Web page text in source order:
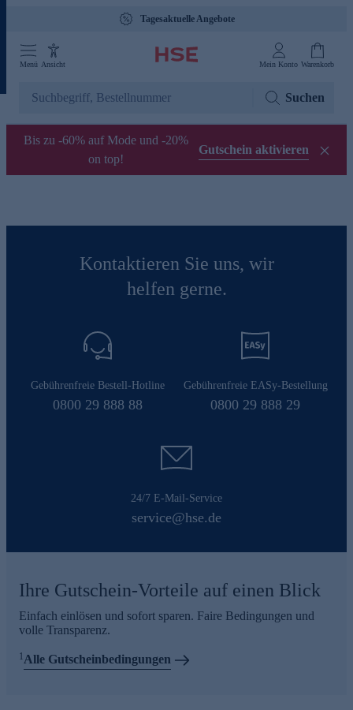
Tagesaktuelle Angebote
Menü Ansicht Mein Konto Warenkorb
Suchen
Bis zu -60% auf Mode und -20%
on top!
Gutschein aktivieren
Kontaktieren Sie uns, wir
helfen gerne.
Gebührenfreie Bestell-Hotline
0800 29 888 88
Gebührenfreie EASy-Bestellung
0800 29 888 29
24/7 E-Mail-Service
service@hse.de
Ihre Gutschein-Vorteile auf einen Blick
Einfach einlösen und sofort sparen. Faire Bedingungen und
volle Transparenz.
1Alle Gutscheinbedingungen